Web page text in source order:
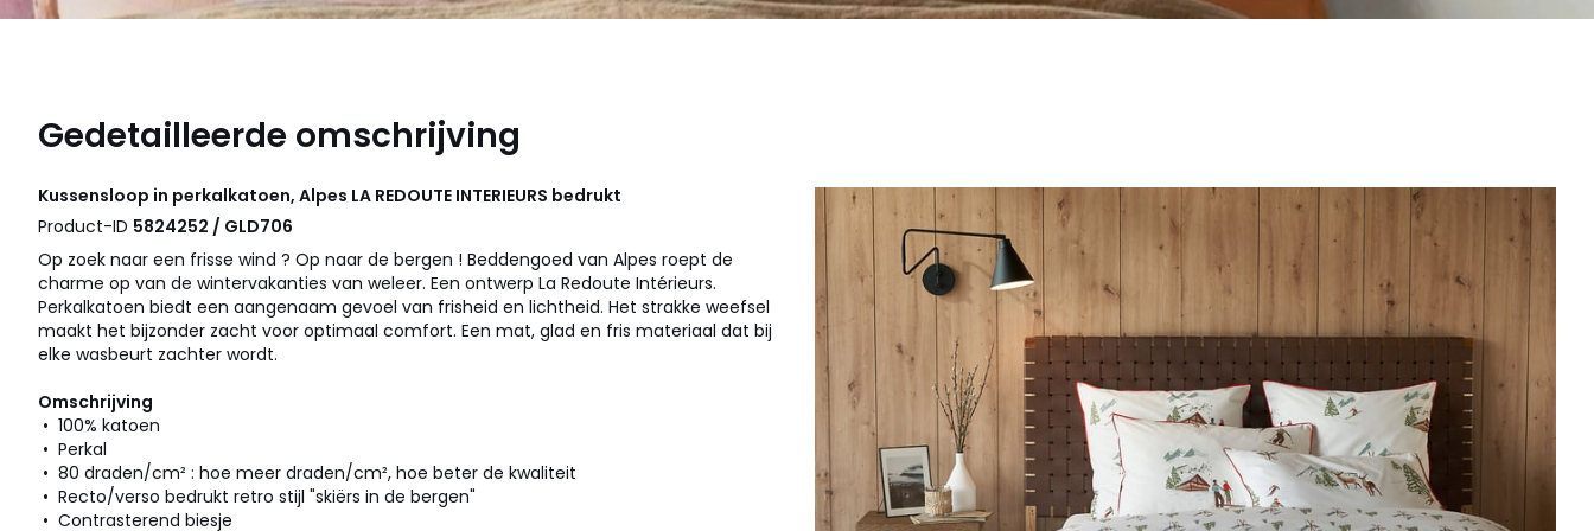
Gedetailleerde omschrijving
Kussensloop in perkalkatoen, Alpes LA REDOUTE INTERIEURS bedrukt
Product-ID 5824252 / GLD706
Op zoek naar een frisse wind ? Op naar de bergen ! Beddengoed van Alpes roept de
charme op van de wintervakanties van weleer. Een ontwerp La Redoute Intérieurs.
Perkalkatoen biedt een aangenaam gevoel van frisheid en lichtheid. Het strakke weefsel
maakt het bijzonder zacht voor optimaal comfort. Een mat, glad en fris materiaal dat bij
elke wasbeurt zachter wordt.
Omschrijving
• 100% katoen
• Perkal
• 80 draden/cm² : hoe meer draden/cm², hoe beter de kwaliteit
• Recto/verso bedrukt retro stijl "skiërs in de bergen"
• Contrasterend biesje